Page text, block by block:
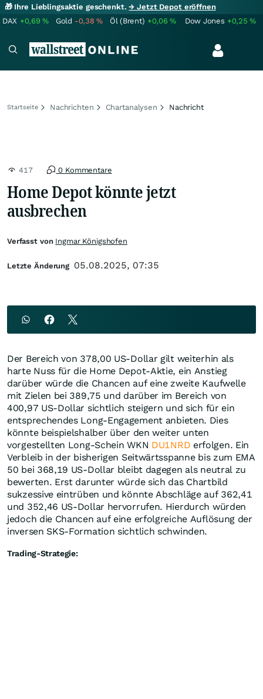
🎁 Ihre Lieblingsaktie geschenkt.→ Jetzt Depot eröffnen
DAX +0,69% Gold -0,38% Öl (Brent) +0,06% Dow Jones +0,25%
Startseite Nachrichten Chartanalysen Nachricht
417 0 Kommentare
Home Depot könnte jetzt
ausbrechen
Der Bereich von 378,00 US-Dollar gilt weiterhin als
harte Nuss für die Home Depot-Aktie, ein Anstieg
darüber würde die Chancen auf eine zweite Kaufwelle
mit Zielen bei 389,75 und darüber im Bereich von
400,97 US-Dollar sichtlich steigern und sich für ein
entsprechendes Long-Engagement anbieten. Dies
könnte beispielshalber über den weiter unten
vorgestellten Long-Schein WKN DU1NRD erfolgen. Ein
Verbleib in der bisherigen Seitwärtsspanne bis zum EMA
50 bei 368,19 US-Dollar bleibt dagegen als neutral zu
bewerten. Erst darunter würde sich das Chartbild
sukzessive eintrüben und könnte Abschläge auf 362,41
und 352,46 US-Dollar hervorrufen. Hierdurch würden
jedoch die Chancen auf eine erfolgreiche Auflösung der
inversen SKS-Formation sichtlich schwinden.
Trading-Strategie:
Verfasst von Ingmar Königshofen
Letzte Änderung 05.08.2025, 07:35